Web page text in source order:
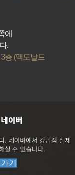
에
.
층 (맥도날드
이버
. 네이버에서 강남점 실제
실 수 있습니다.
기